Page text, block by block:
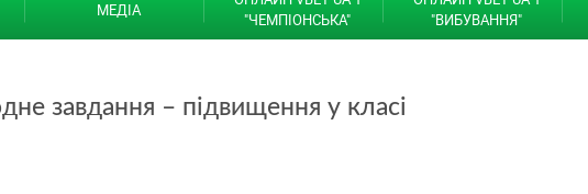
МЕДІА
"ЧЕМПІОНСЬКА"
"ВИБУВАННЯ"
завдання – підвищення у класі